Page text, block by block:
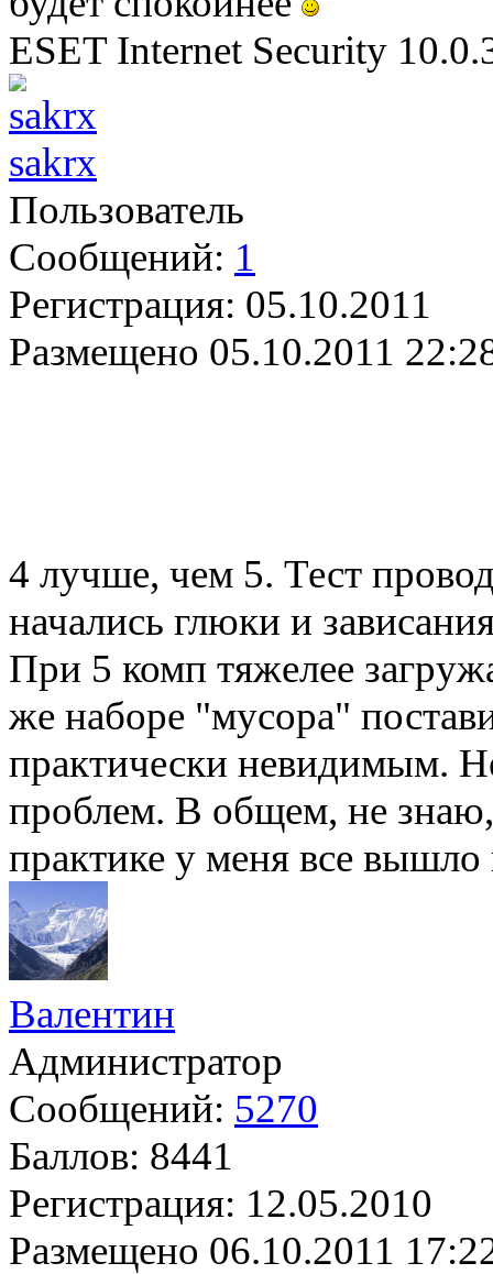
ESET Internet Security
sakrx
Пользователь
Сообщений: 1
Регистрация: 05.10.2011
Размещено 05.10.2011
4 лучше, чем 5. Тест
начались глюки и
При 5 комп тяжелее
же наборе "мусора"
практически невидимым.
проблем. В общем, не знаю,
практике у меня все вышло
Валентин
Администратор
Сообщений: 5270
Баллов: 8441
Регистрация: 12.05.2010
Размещено 06.10.2011